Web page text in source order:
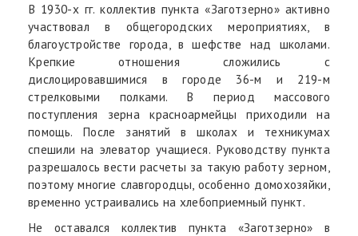
В 1930-х гг. коллектив пункта «Заготзерно» активно
участвовал в общегородских мероприятиях, в
благоустройстве города, в шефстве над школами.
Крепкие отношения сложились с
дислоцировавшимися в городе 36-м и 219-м
стрелковыми полками. В период массового
поступления зерна красноармейцы приходили на
помощь. После занятий в школах и техникумах
спешили на элеватор учащиеся. Руководству пункта
разрешалось вести расчеты за такую работу зерном,
поэтому многие славгородцы, особенно домохозяйки,
временно устраивались на хлебоприемный пункт.
Не оставался коллектив пункта «Заготзерно» в